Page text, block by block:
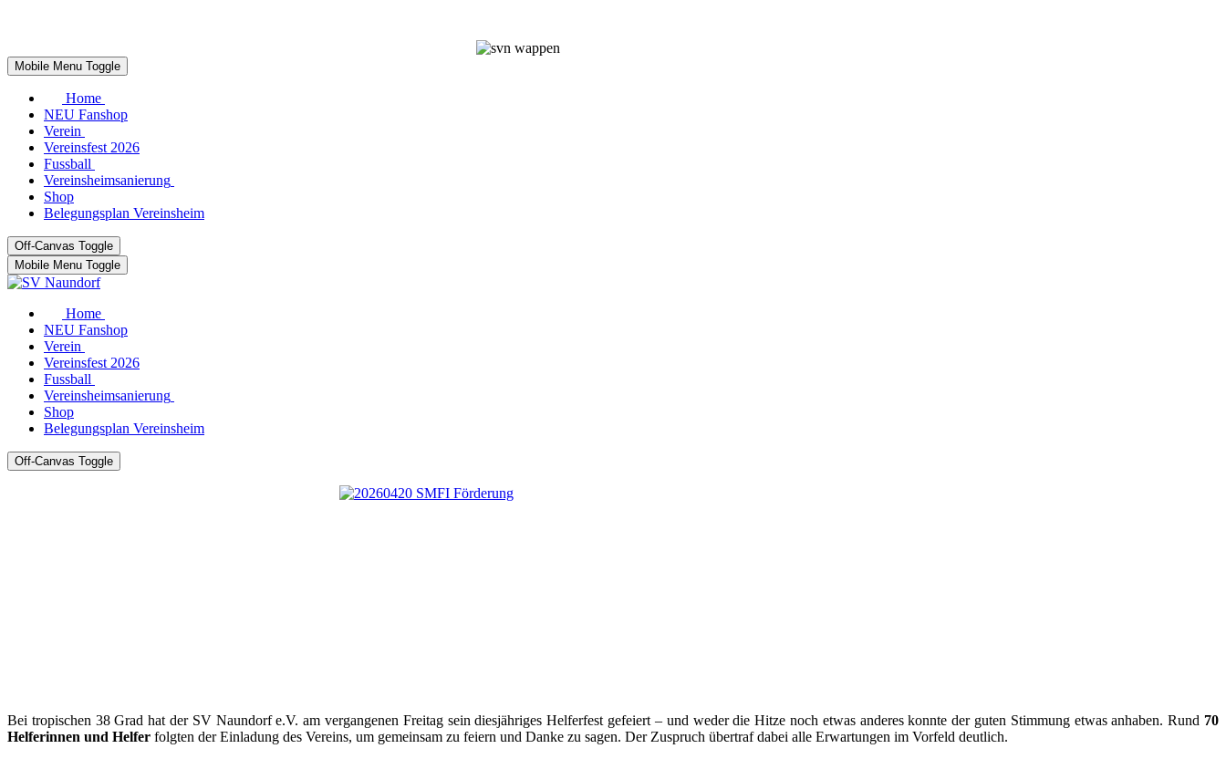
Mobile Menu Toggle
Home
NEU Fanshop
Verein
Vereinsfest 2026
Fussball
Vereinsheimsanierung
Shop
Belegungsplan Vereinsheim
Off-Canvas Toggle
Mobile Menu Toggle
Home
NEU Fanshop
Verein
Vereinsfest 2026
Fussball
Vereinsheimsanierung
Shop
Belegungsplan Vereinsheim
Off-Canvas Toggle
Bei tropischen 38 Grad hat der SV Naundorf e.V. am vergangenen Freitag sein diesjähriges Helferfest gefeiert – und weder die Hitze noch etwas anderes konnte der guten Stimmung etwas anhaben. Rund 70
Helferinnen und Helfer folgten der Einladung des Vereins, um gemeinsam zu feiern und Danke zu sagen. Der Zuspruch übertraf dabei alle Erwartungen im Vorfeld deutlich.